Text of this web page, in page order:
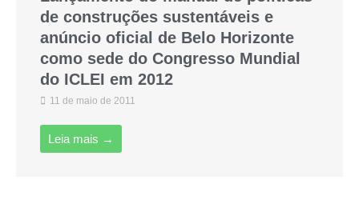
de construções sustentáveis e
anúncio oficial de Belo Horizonte
como sede do Congresso Mundial
do ICLEI em 2012
11 de maio de 2011
Leia mais →